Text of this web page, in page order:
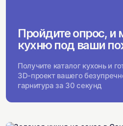
Пройдите опрос,
кухню под ваши
Получите каталог кухонь и
3D-проект вашего
гарнитура за 30 секунд